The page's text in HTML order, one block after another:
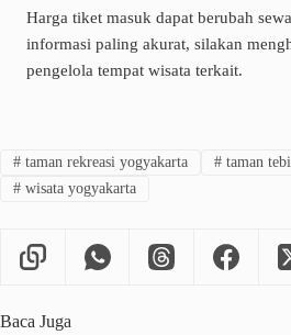
Harga tiket masuk dapat berubah
informasi paling akurat, silakan
pengelola tempat wisata terkait.
#taman rekreasi yogyakarta #taman
#wisata yogyakarta
Baca Juga